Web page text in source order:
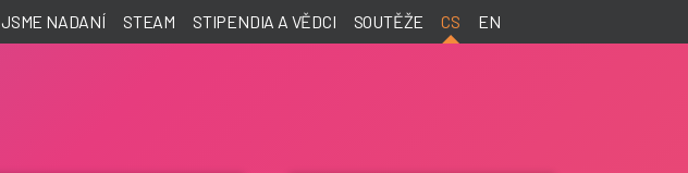
JSME NADANÍ STEAM STIPENDIA A VĚDCI SOUTĚŽE CS EN